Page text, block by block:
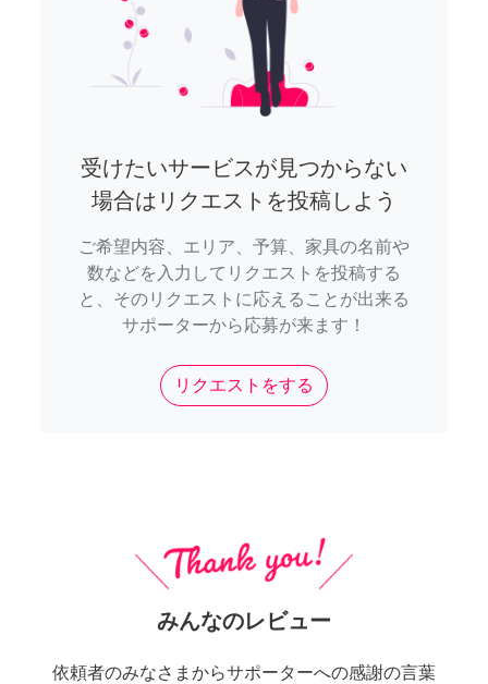
受けたいサービスが見つからない
場合はリクエストを投稿しよう
ご希望内容、エリア、予算、家具の名前や
数などを入力してリクエストを投稿する
と、そのリクエストに応えることが出来る
サポーターから応募が来ます！
リクエストをする
みんなのレビュー
依頼者のみなさまからサポーターへの感謝の言葉